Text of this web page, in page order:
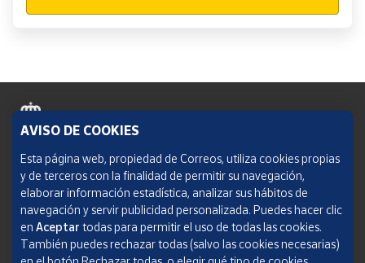
Política de cookies
Aviso legal
Condiciones del servicio
Política de Privacidad Web
AVISO DE COOKIES
Esta página web, propiedad de Correos, utiliza cookies propias
y de terceros con la finalidad de permitir su navegación,
elaborar información estadística, analizar sus hábitos de
navegación y servir publicidad personalizada. Puedes hacer clic
en Aceptar todas para permitir el uso de todas las cookies.
También puedes rechazar todas (salvo las cookies necesarias)